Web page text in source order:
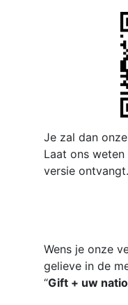
Je zal dan
Laat ons
versie ontvangt.
Wens je onze
gelieve in de
“Gift + uw